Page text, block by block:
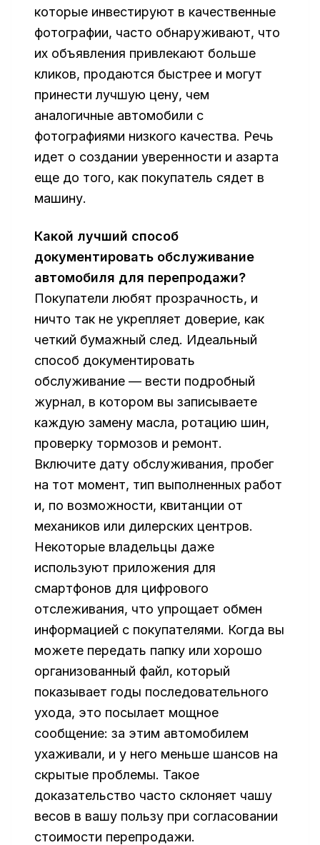
которые инвестируют в качественные
фотографии, часто обнаруживают, что
их объявления привлекают больше
кликов, продаются быстрее и могут
принести лучшую цену, чем
аналогичные автомобили с
фотографиями низкого качества. Речь
идет о создании уверенности и азарта
еще до того, как покупатель сядет в
машину.
Какой лучший способ
документировать обслуживание
автомобиля для перепродажи?
Покупатели любят прозрачность, и
ничто так не укрепляет доверие, как
четкий бумажный след. Идеальный
способ документировать
обслуживание — вести подробный
журнал, в котором вы записываете
каждую замену масла, ротацию шин,
проверку тормозов и ремонт.
Включите дату обслуживания, пробег
на тот момент, тип выполненных работ
и, по возможности, квитанции от
механиков или дилерских центров.
Некоторые владельцы даже
используют приложения для
смартфонов для цифрового
отслеживания, что упрощает обмен
информацией с покупателями. Когда вы
можете передать папку или хорошо
организованный файл, который
показывает годы последовательного
ухода, это посылает мощное
сообщение: за этим автомобилем
ухаживали, и у него меньше шансов на
скрытые проблемы. Такое
доказательство часто склоняет чашу
весов в вашу пользу при согласовании
стоимости перепродажи.